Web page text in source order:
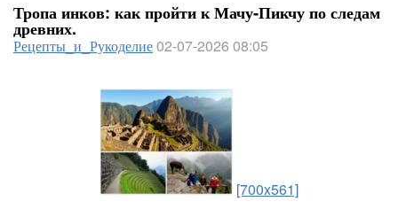
Тропа инков: как пройти к Мачу‑Пикчу по следам
древних.
Рецепты_и_Рукоделие02-07-2026 08:05
[700x561]